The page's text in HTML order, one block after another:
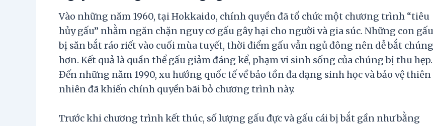
Vào những năm 1960, tại Hokkaido, chính quyền đã tổ chức một chương trình “tiêu
hủy gấu” nhằm ngăn chặn nguy cơ gấu gây hại cho người và gia súc. Những con gấu
bị săn bắt ráo riết vào cuối mùa tuyết, thời điểm gấu vẫn ngủ đông nên dễ bắt chúng
hơn. Kết quả là quần thể gấu giảm đáng kể, phạm vi sinh sống của chúng bị thu hẹp.
Đến những năm 1990, xu hướng quốc tế về bảo tồn đa dạng sinh học và bảo vệ thiên
nhiên đã khiến chính quyền bãi bỏ chương trình này.
Trước khi chương trình kết thúc, số lượng gấu đực và gấu cái bị bắt gần như bằng